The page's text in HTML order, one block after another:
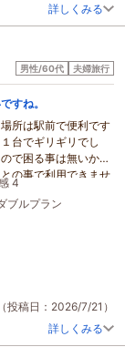
詳しくみる
男性/60代 夫婦旅行
すね。
所は駅前で便利です
台でギリギリでし
で困る事は無いかと
の事で利用できませ
4
ブルプラン
（投稿日：2026/7/21）
詳しくみる